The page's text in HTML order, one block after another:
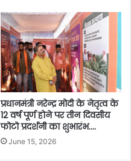
प्रधानमंत्री नरेन्द्र मोदी के नेतृत्व के
12 वर्ष पूर्ण होने पर तीन दिवसीय
फोटो प्रदर्शनी का शुभारंभ….
June 15, 2026